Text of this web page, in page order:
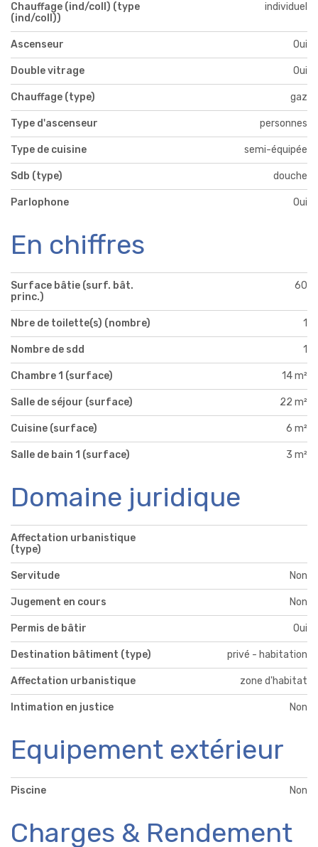
Chauffage (ind/coll) (type
(ind/coll))
individuel
Ascenseur Oui
Double vitrage Oui
Chauffage (type) gaz
Type d'ascenseur personnes
Type de cuisine semi-équipée
Sdb (type) douche
Parlophone Oui
En chiffres
Surface bâtie (surf. bât.
princ.)
60
Nbre de toilette(s) (nombre) 1
Nombre de sdd 1
Chambre 1 (surface) 14 m²
Salle de séjour (surface) 22 m²
Cuisine (surface) 6 m²
Salle de bain 1 (surface) 3 m²
Domaine juridique
Affectation urbanistique
(type)
Servitude Non
Jugement en cours Non
Permis de bâtir Oui
Destination bâtiment (type) privé - habitation
Affectation urbanistique zone d'habitat
Intimation en justice Non
Equipement extérieur
Piscine Non
Charges & Rendement